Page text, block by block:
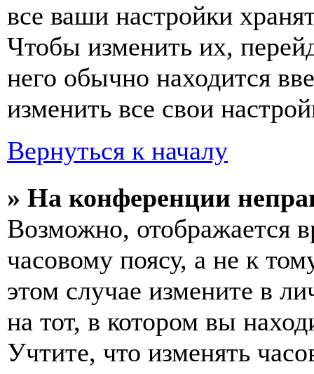
все ваши настройки
Чтобы изменить их,
него обычно находится
изменить все свои
Вернуться к началу
» На конференции
Возможно, отображается
часовому поясу, а не к
этом случае измените в
на тот, в котором вы
Учтите, что изменять